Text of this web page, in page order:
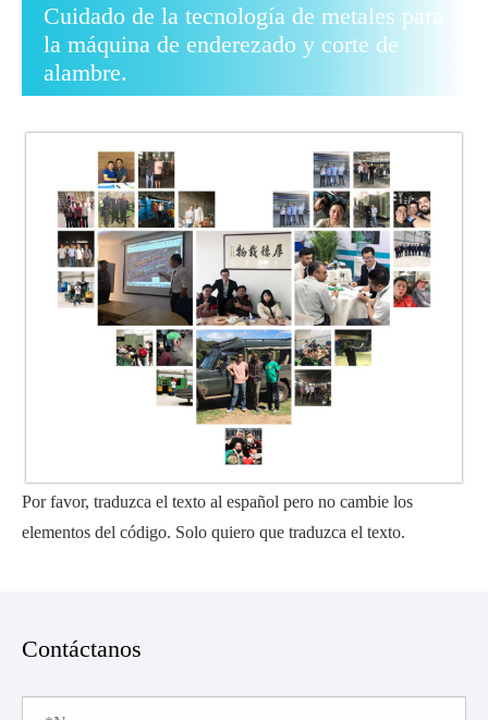
Cuidado de la tecnología de metales para
la máquina de enderezado y corte de
alambre.
Por favor, traduzca el texto al español pero no cambie los
elementos del código. Solo quiero que traduzca el texto.
Contáctanos